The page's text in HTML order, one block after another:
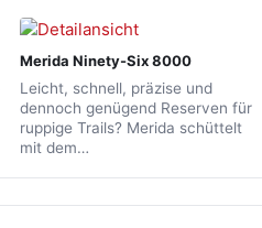
Merida Ninety-Six 8000
Leicht, schnell, präzise und
dennoch genügend Reserven für
ruppige Trails? Merida schüttelt
mit dem…